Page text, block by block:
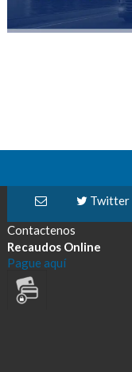
Contactenos
Twitter
Recaudos Online
Pague aquí